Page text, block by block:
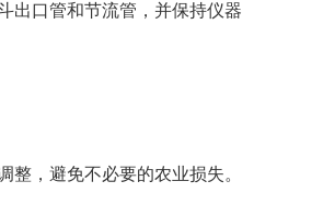
出口管和节流管，并保持仪器
整，避免不必要的农业损失。